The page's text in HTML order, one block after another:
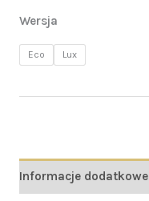
Wersja
Eco Lux
Informacje dodatkowe